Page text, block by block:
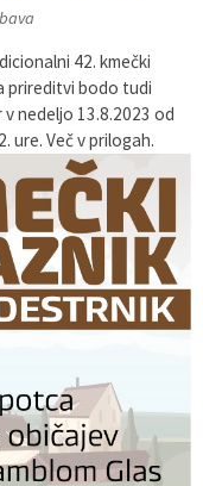
42. kmečki
prireditvi bodo tudi
nedeljo 13.8.2023 od
ure. Več v prilogah.